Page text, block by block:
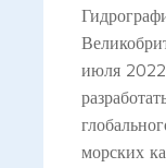
июля 2022
морских